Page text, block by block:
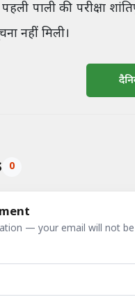
पाली की परीक्षा
नहीं मिली।
0
— your email will not be